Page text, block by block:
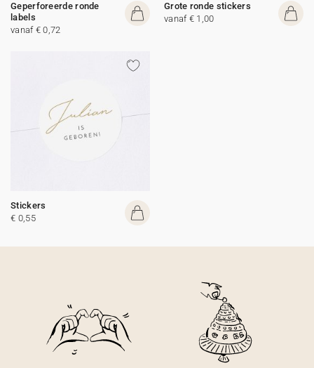
Geperforeerde ronde
labels
vanaf € 0,72
Grote ronde stickers
vanaf € 1,00
Stickers
€ 0,55